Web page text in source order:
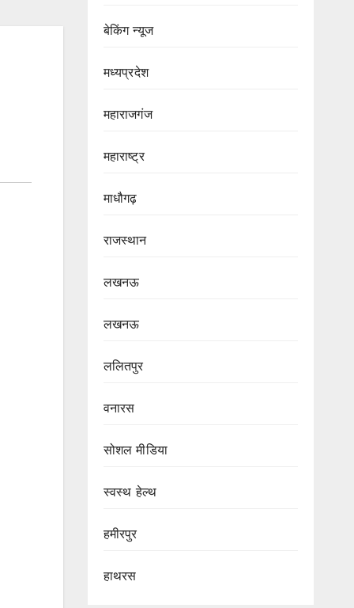
बेकिंग न्यूज
मध्यप्रदेश
महाराजगंज
महाराष्ट्र
माधौगढ़
राजस्थान
लखनऊ
लखनऊ
ललितपुर
वनारस
सोशल मीडिया
स्वस्थ हेल्थ
हमीरपुर
हाथरस